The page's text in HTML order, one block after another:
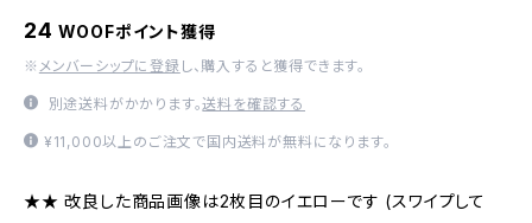
24 WOOFポイント獲得
※ メンバーシップに登録 し、購入すると獲得できます。
別途送料がかかります。送料を確認する
¥11,000以上のご注文で国内送料が無料になります。
★★ 改良した商品画像は2枚目のイエローです (スワイプして